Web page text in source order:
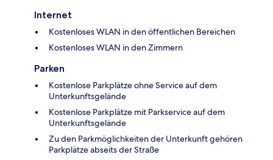
Internet
Kostenloses WLAN in den öffentlichen Bereichen
Kostenloses WLAN in den Zimmern
Parken
Kostenlose Parkplätze ohne Service auf dem
Unterkunftsgelände
Kostenlose Parkplätze mit Parkservice auf dem
Unterkunftsgelände
Zu den Parkmöglichkeiten der Unterkunft gehören
Parkplätze abseits der Straße